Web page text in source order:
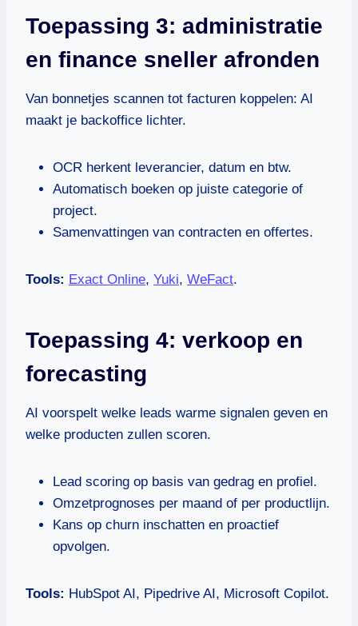
Toepassing 3: administratie
en finance sneller afronden
Van bonnetjes scannen tot facturen koppelen: AI
maakt je backoffice lichter.
OCR herkent leverancier, datum en btw.
Automatisch boeken op juiste categorie of
project.
Samenvattingen van contracten en offertes.
Tools: Exact Online, Yuki, WeFact.
Toepassing 4: verkoop en
forecasting
AI voorspelt welke leads warme signalen geven en
welke producten zullen scoren.
Lead scoring op basis van gedrag en profiel.
Omzetprognoses per maand of per productlijn.
Kans op churn inschatten en proactief
opvolgen.
Tools: HubSpot AI, Pipedrive AI, Microsoft Copilot.